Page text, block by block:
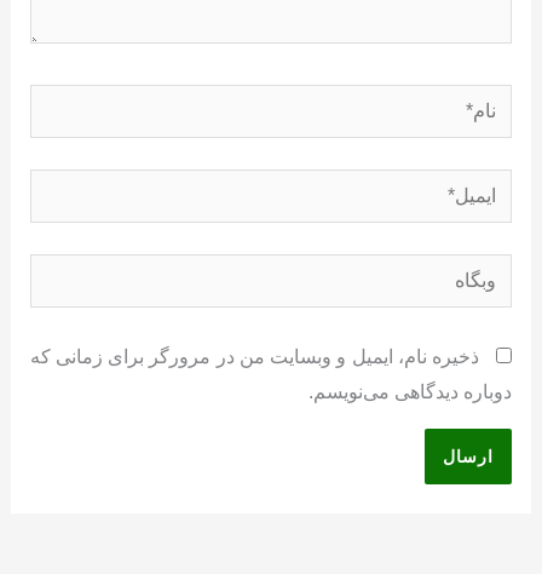
نام*
ایمیل*
وبگاه
ذخیره نام، ایمیل و وبسایت من در مرورگر برای زمانی که
دوباره دیدگاهی می‌نویسم.